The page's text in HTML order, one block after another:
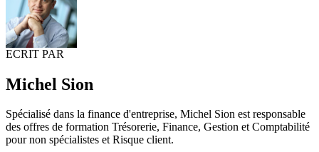
ECRIT PAR
Michel Sion
Spécialisé dans la finance d'entreprise, Michel Sion est responsable
des offres de formation Trésorerie, Finance, Gestion et Comptabilité
pour non spécialistes et Risque client.